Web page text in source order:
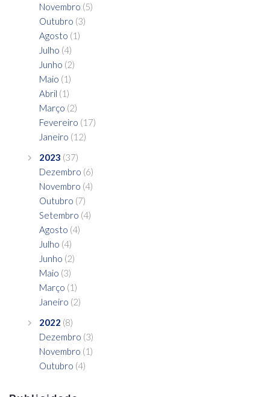
Novembro (5)
Outubro (3)
Agosto (1)
Julho (4)
Junho (2)
Maio (1)
Abril (1)
Março (2)
Fevereiro (17)
Janeiro (12)
2023 (37)
Dezembro (6)
Novembro (4)
Outubro (7)
Setembro (4)
Agosto (4)
Julho (4)
Junho (2)
Maio (3)
Março (1)
Janeiro (2)
2022 (8)
Dezembro (3)
Novembro (1)
Outubro (4)